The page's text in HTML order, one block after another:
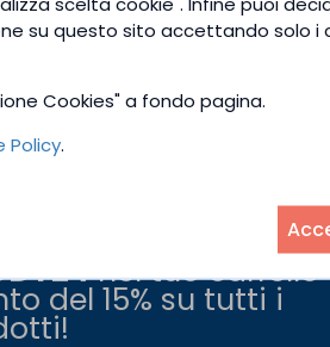
nel tuo carrello
del 15% su tutti i
uno sconto del
Link veloci
su questo sito accettando solo i
Cookies" a fondo pagina.
Policy.